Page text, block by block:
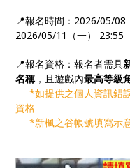
📍報名時間：2026/05/08
2026/05/11（一） 23:55
📍報名資格：報名者需具
名稱，且遊戲內最高等級
*如提供之個人資訊錯
資格
*新楓之谷帳號填寫示